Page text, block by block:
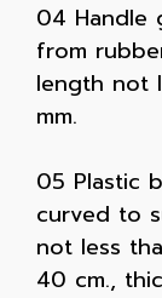
04 Handle
from
length not
mm.
05 Plastic
curved to
not less
40 cm.,